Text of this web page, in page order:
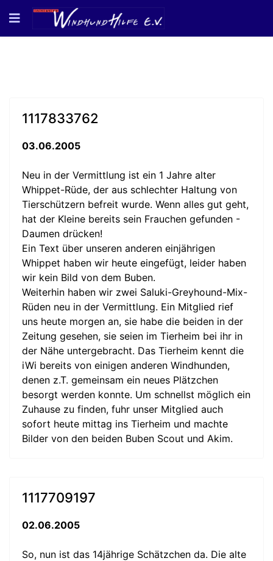
1117833762
03.06.2005
Neu in der Vermittlung ist ein 1 Jahre alter
Whippet-Rüde, der aus schlechter Haltung von
Tierschützern befreit wurde. Wenn alles gut geht,
hat der Kleine bereits sein Frauchen gefunden -
Daumen drücken!
Ein Text über unseren anderen einjährigen
Whippet haben wir heute eingefügt, leider haben
wir kein Bild von dem Buben.
Weiterhin haben wir zwei Saluki-Greyhound-Mix-
Rüden neu in der Vermittlung. Ein Mitglied rief
uns heute morgen an, sie habe die beiden in der
Zeitung gesehen, sie seien im Tierheim bei ihr in
der Nähe untergebracht. Das Tierheim kennt die
iWi bereits von einigen anderen Windhunden,
denen z.T. gemeinsam ein neues Plätzchen
besorgt werden konnte. Um schnellst möglich ein
Zuhause zu finden, fuhr unser Mitglied auch
sofort heute mittag ins Tierheim und machte
Bilder von den beiden Buben Scout und Akim.
1117709197
02.06.2005
So, nun ist das 14jährige Schätzchen da. Die alte